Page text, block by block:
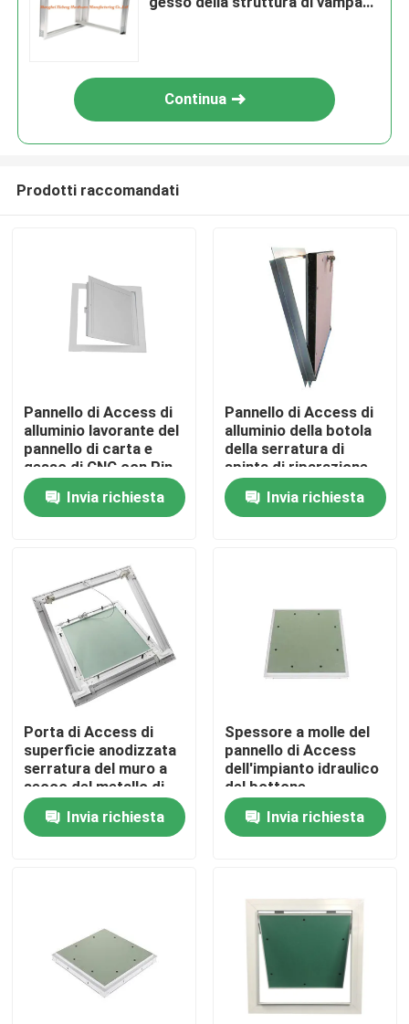
Casa
Circa noi
Giro della fabbrica
Controllo di qualità
Contattici
Richieda una citazione
Pannello di Access d'acciaio
Continua
Prodotti raccomandati
Pannello di Access di
alluminio lavorante del
pannello di carta e
gesso di CNC con Pin
Hinge
Invia richiesta
Pannello di Access di
alluminio della botola
della serratura di
spinta di riparazione
del condizionatore
d'aria Invia richiesta
Porta di Access di
superficie anodizzata
serratura del muro a
secco del metallo di
spinta per ispezione
Invia richiesta
Spessore a molle del
pannello di Access
dell'impianto idraulico
del bottone
automatico 25mm
Invia richiesta